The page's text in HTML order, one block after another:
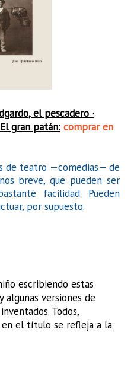
el pescadero ·
gran patán: comprar en
de teatro —comedias— de
breve, que pueden ser
facilidad. Pueden
por supuesto.
escribiendo estas
algunas versiones de
Todos,
en el título se refleja a la